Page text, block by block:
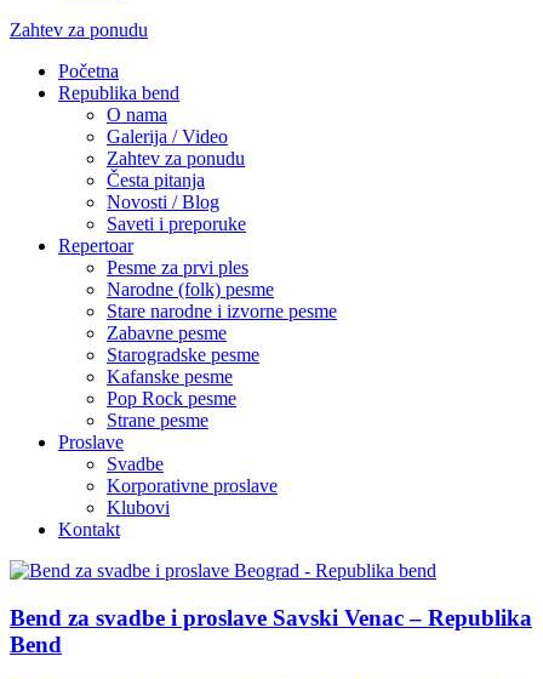
Zahtev za ponudu
Početna
Republika bend
O nama
Galerija / Video
Zahtev za ponudu
Česta pitanja
Novosti / Blog
Saveti i preporuke
Repertoar
Pesme za prvi ples
Narodne (folk) pesme
Stare narodne i izvorne pesme
Zabavne pesme
Starogradske pesme
Kafanske pesme
Pop Rock pesme
Strane pesme
Proslave
Svadbe
Korporativne proslave
Klubovi
Kontakt
Bend za svadbe i proslave Savski Venac – Republika
Bend